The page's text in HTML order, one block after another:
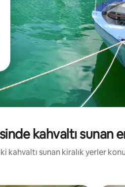
kahvaltı sunan
kahvaltı sunan kiralık yerler